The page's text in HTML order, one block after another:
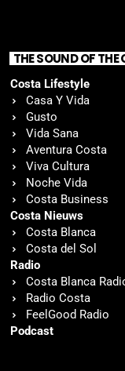
THE SOUND OF THE
Costa Lifestyle
Casa Y Vida
Gusto
Vida Sana
Aventura Costa
Viva Cultura
Noche Vida
Costa Business
Costa Nieuws
Costa Blanca
Costa del Sol
Radio
Costa Blanca
Radio Costa
FeelGood Radio
Podcast